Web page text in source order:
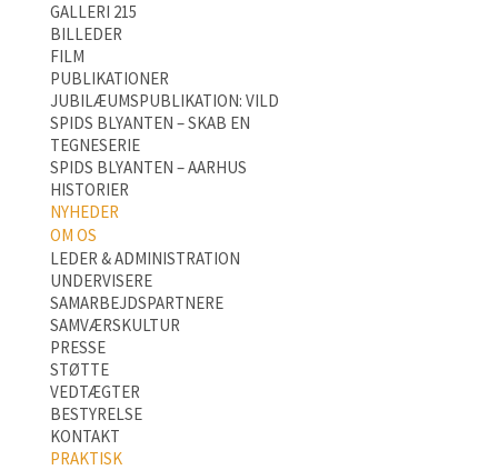
GALLERI 215
BILLEDER
FILM
PUBLIKATIONER
JUBILÆUMSPUBLIKATION: VILD
SPIDS BLYANTEN – SKAB EN
TEGNESERIE
SPIDS BLYANTEN – AARHUS
HISTORIER
NYHEDER
OM OS
LEDER & ADMINISTRATION
UNDERVISERE
SAMARBEJDSPARTNERE
SAMVÆRSKULTUR
PRESSE
STØTTE
VEDTÆGTER
BESTYRELSE
KONTAKT
PRAKTISK